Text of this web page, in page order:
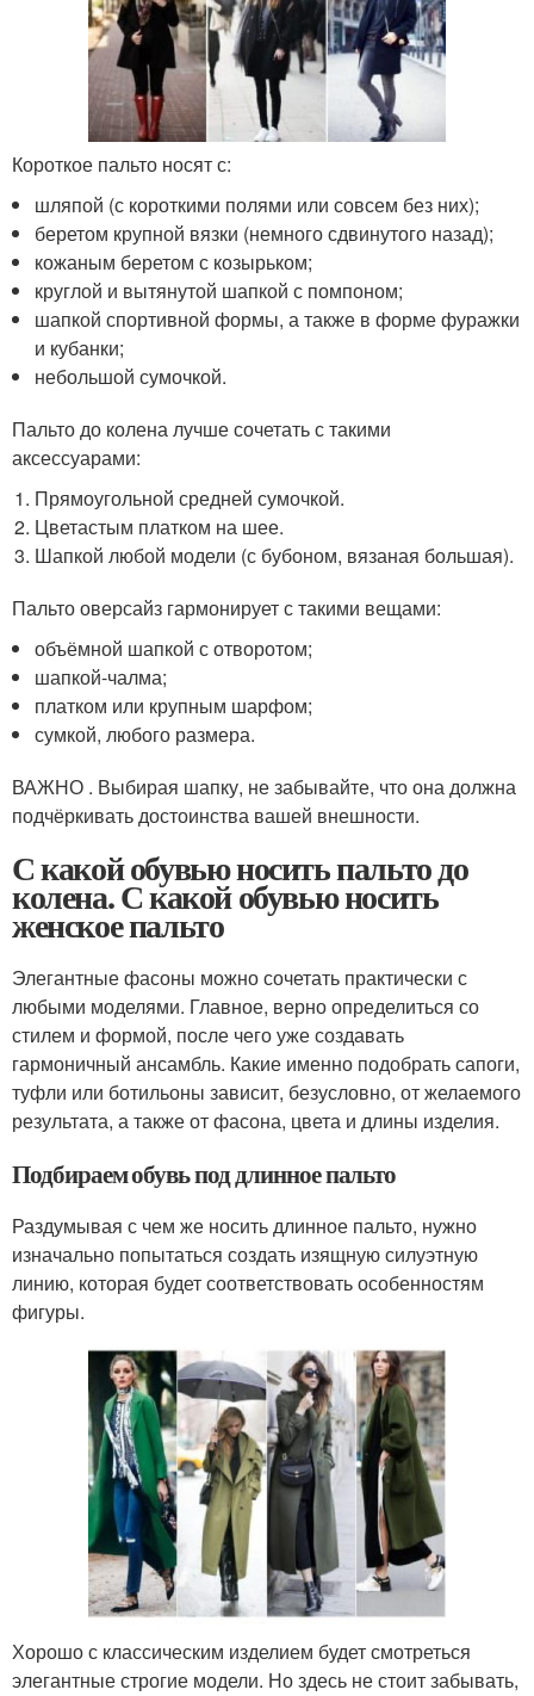
Короткое пальто носят с:
шляпой (с короткими полями или совсем без них);
беретом крупной вязки (немного сдвинутого назад);
кожаным беретом с козырьком;
круглой и вытянутой шапкой с помпоном;
шапкой спортивной формы, а также в форме фуражки
и кубанки;
небольшой сумочкой.
Пальто до колена лучше сочетать с такими
аксессуарами:
Прямоугольной средней сумочкой.
Цветастым платком на шее.
Шапкой любой модели (с бубоном, вязаная большая).
Пальто оверсайз гармонирует с такими вещами:
объёмной шапкой с отворотом;
шапкой-чалма;
платком или крупным шарфом;
сумкой, любого размера.
ВАЖНО . Выбирая шапку, не забывайте, что она должна
подчёркивать достоинства вашей внешности.
С какой обувью носить пальто до
колена. С какой обувью носить
женское пальто
Элегантные фасоны можно сочетать практически с
любыми моделями. Главное, верно определиться со
стилем и формой, после чего уже создавать
гармоничный ансамбль. Какие именно подобрать сапоги,
туфли или ботильоны зависит, безусловно, от желаемого
результата, а также от фасона, цвета и длины изделия.
Подбираем обувь под длинное пальто
Раздумывая с чем же носить длинное пальто, нужно
изначально попытаться создать изящную силуэтную
линию, которая будет соответствовать особенностям
фигуры.
Хорошо с классическим изделием будет смотреться
элегантные строгие модели. Но здесь не стоит забывать,